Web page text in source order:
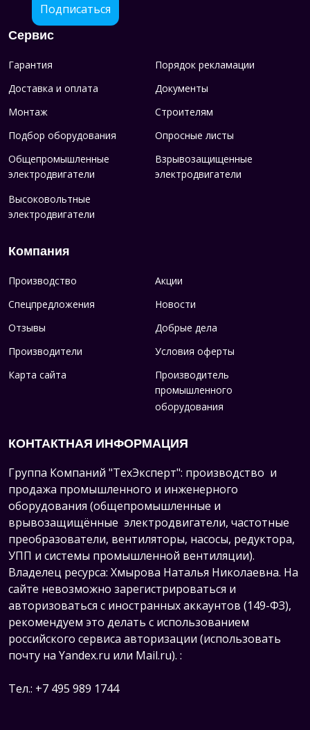
Подписаться
Сервис
Гарантия
Порядок рекламации
Доставка и оплата
Документы
Монтаж
Строителям
Подбор оборудования
Опросные листы
Общепромышленные
электродвигатели
Взрывозащищенные
электродвигатели
Высоковольтные
электродвигатели
Компания
Производство
Акции
Спецпредложения
Новости
Отзывы
Добрые дела
Производители
Условия оферты
Карта сайта
Производитель
промышленного
оборудования
КОНТАКТНАЯ ИНФОРМАЦИЯ
Группа Компаний "ТехЭксперт": производство и
продажа промышленного и инженерного
оборудования (общепромышленные и
врывозащищённые электродвигатели, частотные
преобразователи, вентиляторы, насосы, редуктора,
УПП и системы промышленной вентиляции).
Владелец ресурса: Хмырова Наталья Николаевна. На
сайте невозможно зарегистрироваться и
авторизоваться с иностранных аккаунтов (149-ФЗ),
рекомендуем это делать с использованием
российского сервиса авторизации (использовать
почту на Yandex.ru или Mail.ru). :
Тел.: +7 495 989 1744